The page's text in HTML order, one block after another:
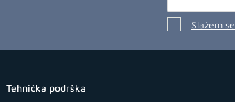
Slažem
Tehnička podrška